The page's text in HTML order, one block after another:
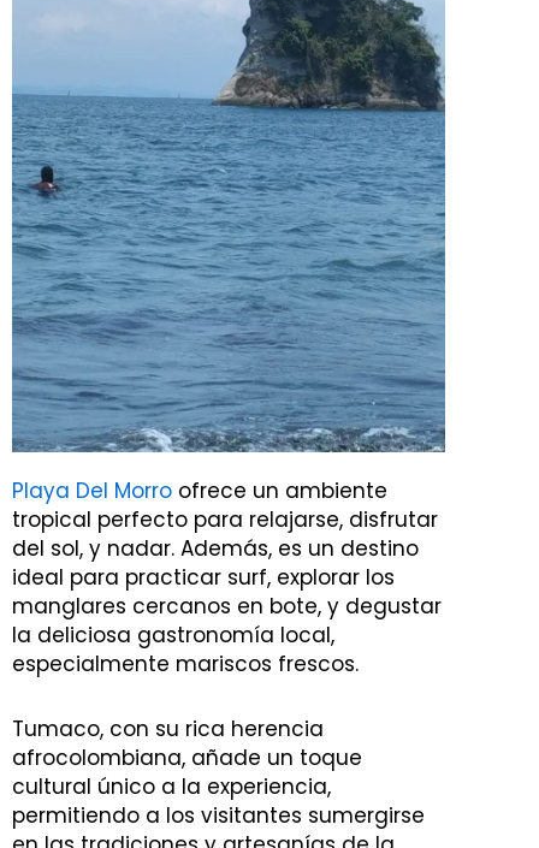
Playa Del Morro ofrece un ambiente
tropical perfecto para relajarse, disfrutar
del sol, y nadar. Además, es un destino
ideal para practicar surf, explorar los
manglares cercanos en bote, y degustar
la deliciosa gastronomía local,
especialmente mariscos frescos.
Tumaco, con su rica herencia
afrocolombiana, añade un toque
cultural único a la experiencia,
permitiendo a los visitantes sumergirse